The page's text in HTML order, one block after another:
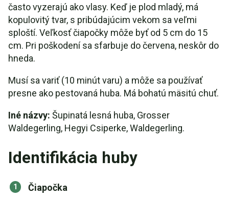
často vyzerajú ako vlasy. Keď je plod mladý, má
kopulovitý tvar, s pribúdajúcim vekom sa veľmi
sploští. Veľkosť čiapočky môže byť od 5 cm do 15
cm. Pri poškodení sa sfarbuje do červena, neskôr do
hneda.
Musí sa variť (10 minút varu) a môže sa používať
presne ako pestovaná huba. Má bohatú mäsitú chuť.
Iné názvy: Šupinatá lesná huba, Grosser
Waldegerling, Hegyi Csiperke, Waldegerling.
Identifikácia huby
Čiapočka